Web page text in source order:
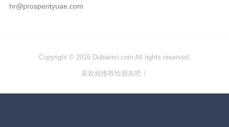
hr@prosperityuae.com
Copyright © 2016 Dubairen.com All rights reserved.
喜欢就推荐给朋友吧！